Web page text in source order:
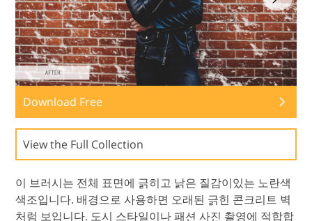
Download Free
View the Full Collection
이 브러시는 전체 표면에 긁히고 낡은 질감이있는 노란색
색조입니다. 배경으로 사용하면 오래된 긁힌 콘크리트 벽
처럼 보입니다. 도시 스타일이나 패션 사진 촬영에 적합합